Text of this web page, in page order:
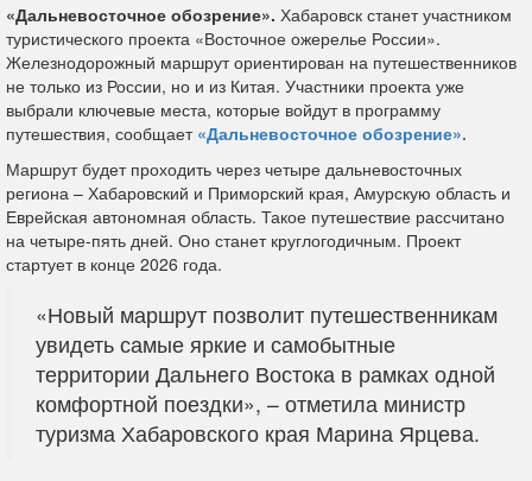
«Дальневосточное обозрение». Хабаровск станет участником
туристического проекта «Восточное ожерелье России».
Железнодорожный маршрут ориентирован на путешественников
не только из России, но и из Китая. Участники проекта уже
выбрали ключевые места, которые войдут в программу
путешествия, сообщает «Дальневосточное обозрение».
Маршрут будет проходить через четыре дальневосточных
региона – Хабаровский и Приморский края, Амурскую область и
Еврейская автономная область. Такое путешествие рассчитано
на четыре-пять дней. Оно станет круглогодичным. Проект
стартует в конце 2026 года.
«Новый маршрут позволит путешественникам
увидеть самые яркие и самобытные
территории Дальнего Востока в рамках одной
комфортной поездки», – отметила министр
туризма Хабаровского края Марина Ярцева.